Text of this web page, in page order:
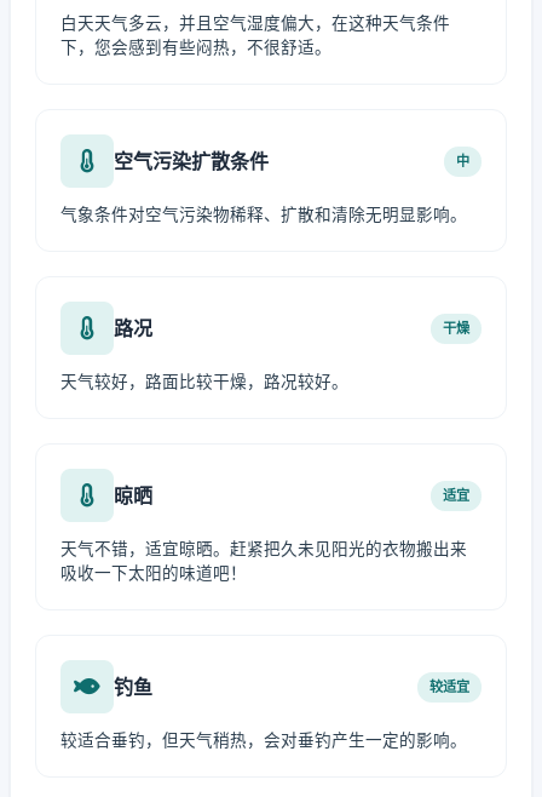
白天天气多云，并且空气湿度偏大，在这种天气条件
下，您会感到有些闷热，不很舒适。
空气污染扩散条件 中
气象条件对空气污染物稀释、扩散和清除无明显影响。
路况 干燥
天气较好，路面比较干燥，路况较好。
晾晒 适宜
天气不错，适宜晾晒。赶紧把久未见阳光的衣物搬出来
吸收一下太阳的味道吧！
钓鱼 较适宜
较适合垂钓，但天气稍热，会对垂钓产生一定的影响。